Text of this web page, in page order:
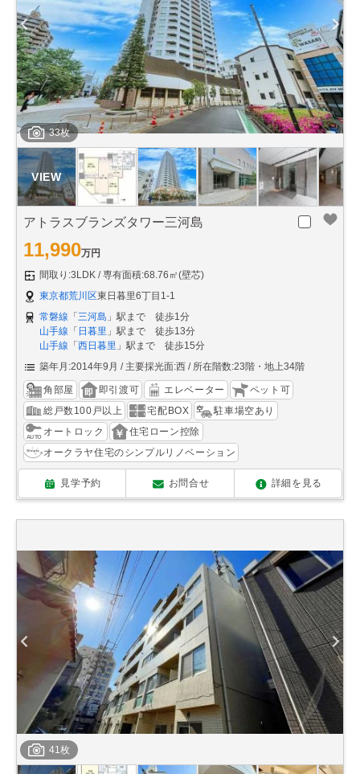
33枚
アトラスブランズタワー三河島
11,990万円
間取り:3LDK
専有面積:68.76㎡(壁芯)
東京都荒川区東日暮里6丁目1-1
常磐線 「 三河島 」駅まで 徒歩1分
山手線 「 日暮里 」駅まで 徒歩13分
山手線 「 西日暮里 」駅まで 徒歩15分
築年月:2014年9月
主要採光面:西 所在階数:23階・地上34階
角部屋 即引渡可 エレベーター
ペット可
総戸数100戸以上
宅配BOX
駐車場空あり
オートロック
住宅ローン控除
オークラヤ住宅のシンプルリノベーション
見学予約 お問合せ 詳細を見る
41枚